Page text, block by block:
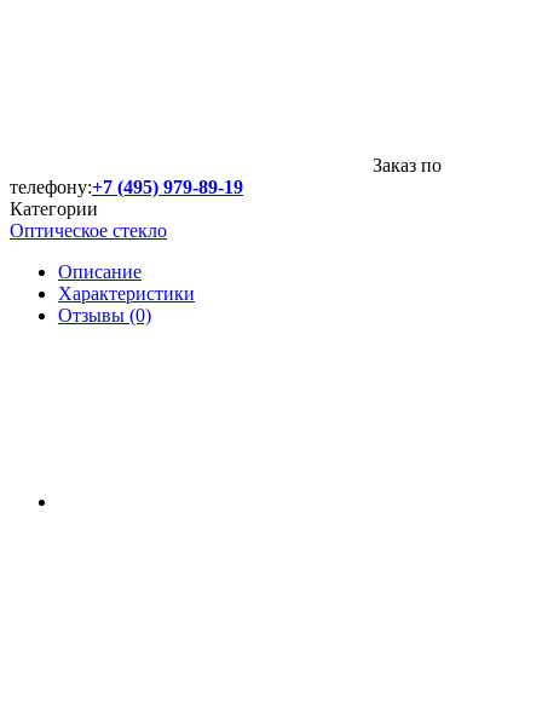
Заказ по
телефону:+7 (495) 979-89-19
Категории
Оптическое стекло
Описание
Характеристики
Отзывы (0)